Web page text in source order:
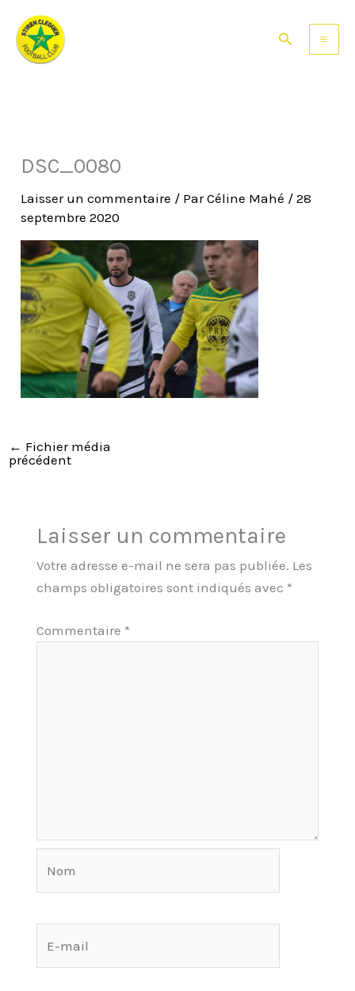
contenu
Rechercher
DSC_0080
Laisser un commentaire / ParCéline Mahé /28
septembre 2020
← Fichier média
précédent
Laisser un commentaire
Votre adresse e-mail ne sera pas publiée. Les
champs obligatoires sont indiqués avec *
Commentaire *